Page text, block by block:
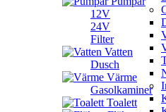
12V
24V
Filter
Vatten
Dusch
Värme
Gasolkaminer
Toalett